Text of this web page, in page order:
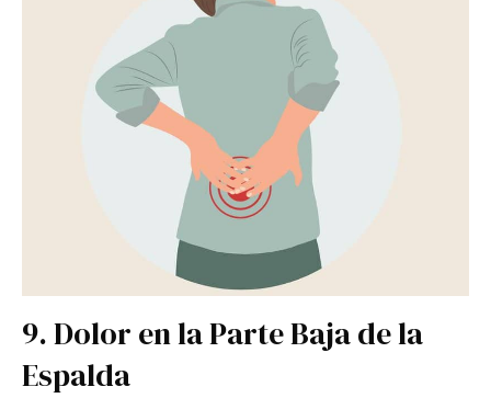
9. Dolor en la Parte Baja de la
Espalda